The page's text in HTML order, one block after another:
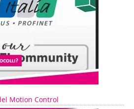
Motion Control